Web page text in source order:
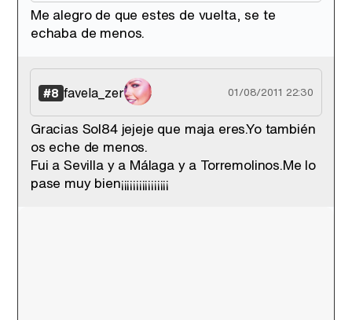
Me alegro de que estes de vuelta, se te
echaba de menos.
#8 favela_zer 01/08/2011 22:30
Gracias Sol84 jejeje que maja eres.Yo también
os eche de menos.
Fui a Sevilla y a Málaga y a Torremolinos.Me lo
pase muy bien¡¡¡¡¡¡¡¡¡¡¡¡¡¡¡¡